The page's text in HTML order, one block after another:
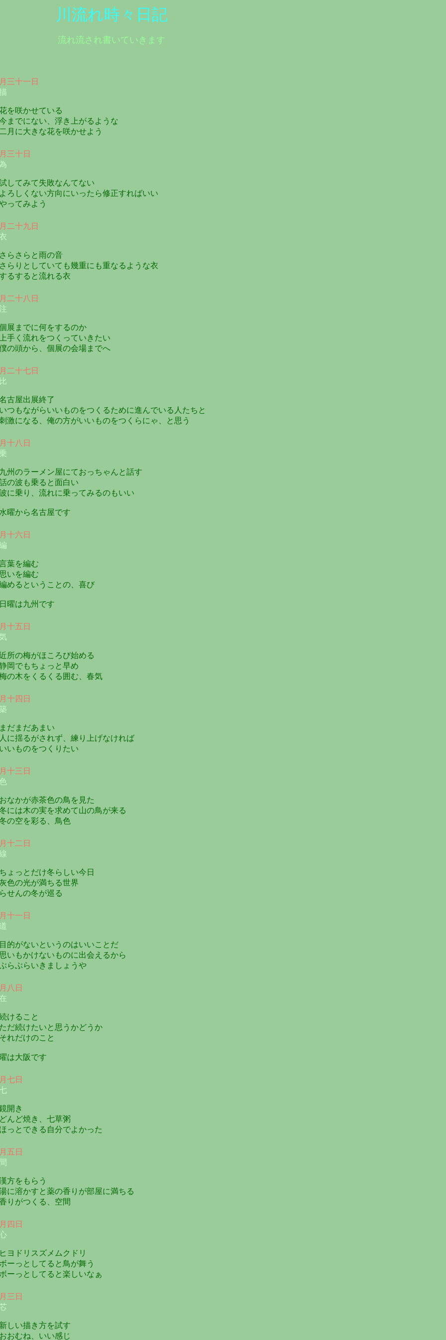
川流れ時々日記
流れ流され書いていきます
三十一日
を咲かせている
までにない、浮き上がるような
月に大きな花を咲かせよう
三十日
してみて失敗なんてない
ろしくない方向にいったら修正すればいい
ってみよう
二十九日
らさらと雨の音
らりとしていても幾重にも重なるような衣
るすると流れる衣
二十八日
展までに何をするのか
手く流れをつくっていきたい
の頭から、個展の会場までへ
二十七日
古屋出展終了
つもながらいいものをつくるために進んでいる人たちと
激になる、俺の方がいいものをつくらにゃ、と思う
十八日
州のラーメン屋にておっちゃんと話す
の波も乗ると面白い
に乗り、流れに乗ってみるのもいい
曜から名古屋です
十六日
葉を編む
いを編む
めるということの、喜び
曜は九州です
十五日
所の梅がほころび始める
岡でもちょっと早め
の木をくるくる囲む、春気
十四日
だまだあまい
に揺るがされず、練り上げなければ
いものをつくりたい
十三日
なかが赤茶色の鳥を見た
には木の実を求めて山の鳥が来る
の空を彩る、鳥色
十二日
ょっとだけ冬らしい今日
色の光が満ちる世界
せんの冬が巡る
十一日
的がないというのはいいことだ
いもかけないものに出会えるから
らぶらいきましょうや
八日
けること
だ続けたいと思うかどうか
れだけのこと
は大阪です
七日
開き
んど焼き、七草粥
っとできる自分でよかった
五日
方をもらう
に溶かすと薬の香りが部屋に満ちる
りがつくる、空間
四日
ヨドリスズメムクドリ
ーっとしてると鳥が舞う
ーっとしてると楽しいなぁ
三日
しい描き方を試す
おむね、いい感じ